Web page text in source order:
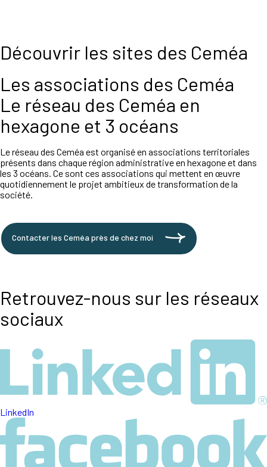
Découvrir les sites des Ceméa
Les associations des Ceméa
Le réseau des Ceméa en
hexagone et 3 océans
Le réseau des Ceméa est organisé en associations territoriales
présents dans chaque région administrative en hexagone et dans
les 3 océans. Ce sont ces associations qui mettent en œuvre
quotidiennement le projet ambitieux de transformation de la
société.
Contacter les Ceméa près de chez moi
Retrouvez-nous sur les réseaux
sociaux
LinkedIn